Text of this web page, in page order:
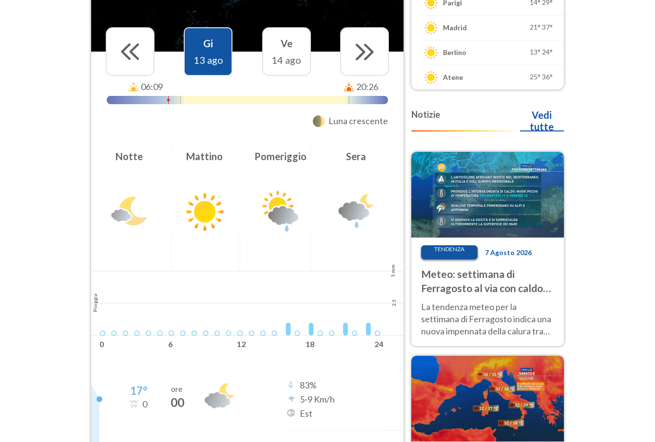
Gi
13 ago
Ve
14 ago
06:09 20:26
Luna crescente
Notte Mattino Pomeriggio Sera
5 mm
2.5
Pioggia
0 6 12 18 24
17°
0
ore
00
83%
5-9 Km/h
Est
Parigi 14° 29°
Madrid 21° 37°
Berlino 13° 24°
Atene 25° 36°
Notizie
Vedi
tutte
TENDENZA 7 Agosto 2026
Meteo: settimana di
Ferragosto al via con caldo
intenso e qualche temporale
La tendenza meteo per la
settimana di Ferragosto indica una
nuova impennata della calura tra
anche al Nord.